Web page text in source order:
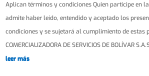
Aplican términos y condiciones Quien participe en
admite haber leído, entendido y aceptado los
condiciones y se sujetará al cumplimiento de estas
COMERCIALIZADORA DE SERVICIOS DE BOLÍVAR
leer más